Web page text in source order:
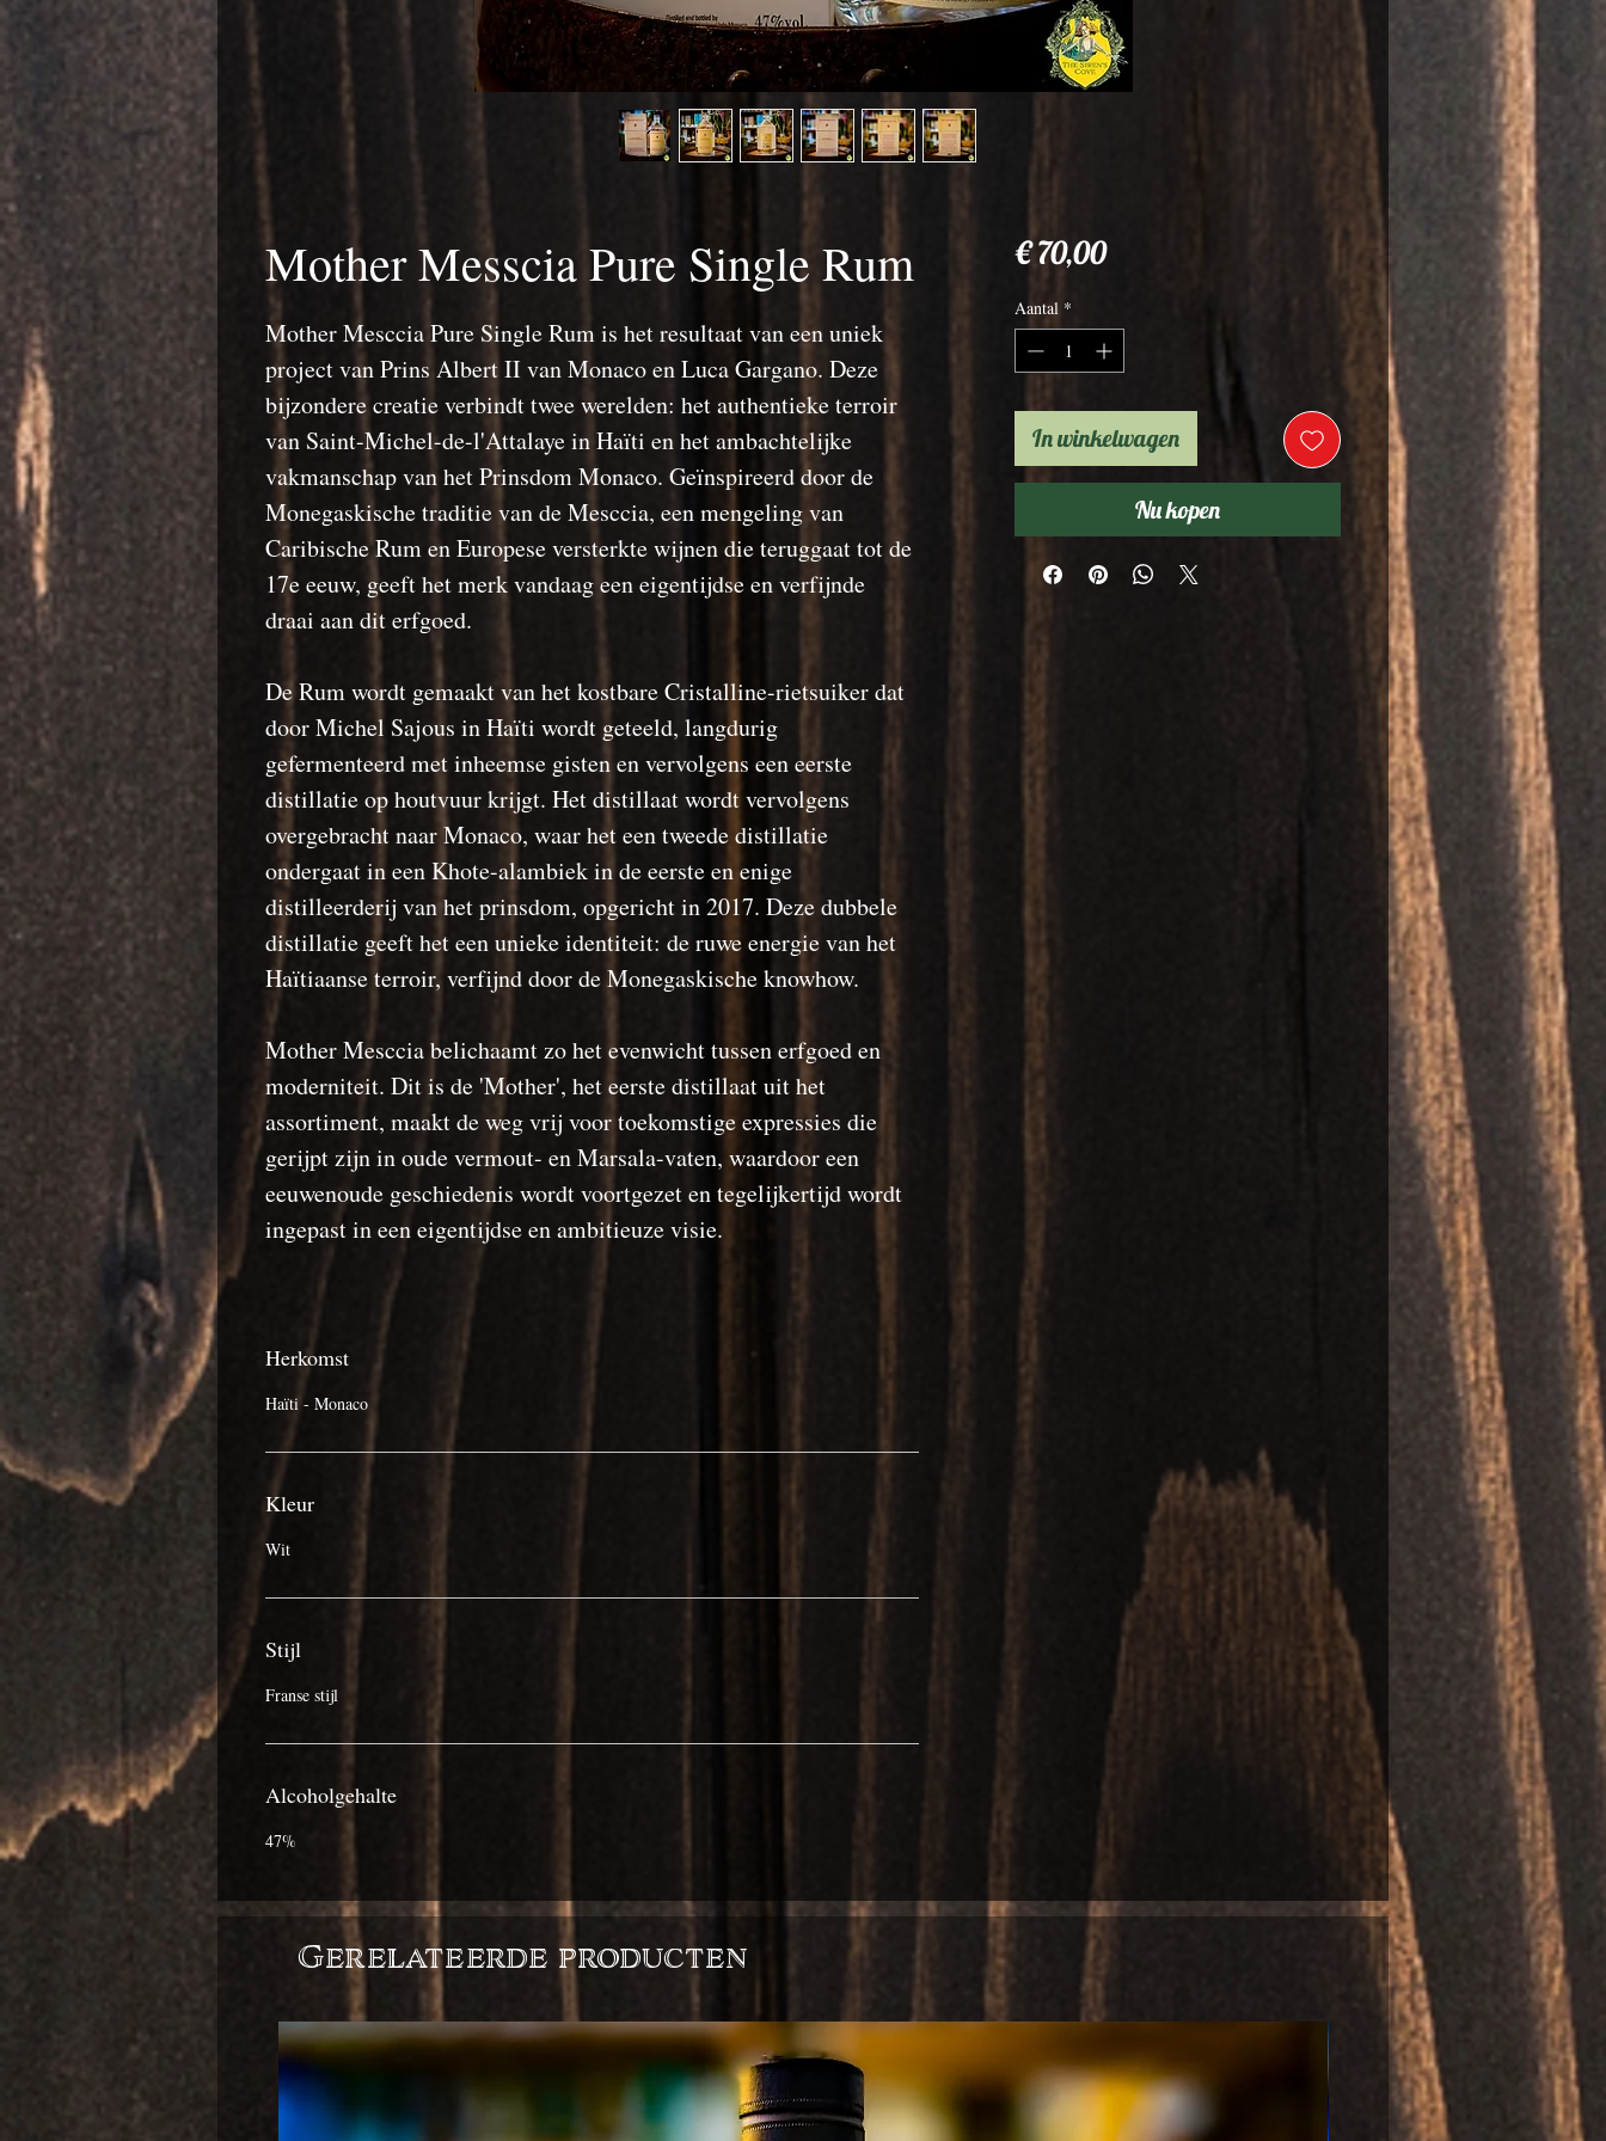
Mother Messcia Pure Single Rum
Mother Mesccia Pure Single Rum is het resultaat van een uniek
project van Prins Albert II van Monaco en Luca Gargano. Deze
bijzondere creatie verbindt twee werelden: het authentieke terroir
van Saint-Michel-de-l'Attalaye in Haïti en het ambachtelijke
vakmanschap van het Prinsdom Monaco. Geïnspireerd door de
Monegaskische traditie van de Mesccia, een mengeling van
Caribische Rum en Europese versterkte wijnen die teruggaat tot de
17e eeuw, geeft het merk vandaag een eigentijdse en verfijnde
draai aan dit erfgoed.
De Rum wordt gemaakt van het kostbare Cristalline-rietsuiker dat
door Michel Sajous in Haïti wordt geteeld, langdurig
gefermenteerd met inheemse gisten en vervolgens een eerste
distillatie op houtvuur krijgt. Het distillaat wordt vervolgens
overgebracht naar Monaco, waar het een tweede distillatie
ondergaat in een Khote-alambiek in de eerste en enige
distilleerderij van het prinsdom, opgericht in 2017. Deze dubbele
distillatie geeft het een unieke identiteit: de ruwe energie van het
Haïtiaanse terroir, verfijnd door de Monegaskische knowhow.
Mother Mesccia belichaamt zo het evenwicht tussen erfgoed en
moderniteit. Dit is de 'Mother', het eerste distillaat uit het
assortiment, maakt de weg vrij voor toekomstige expressies die
gerijpt zijn in oude vermout- en Marsala-vaten, waardoor een
eeuwenoude geschiedenis wordt voortgezet en tegelijkertijd wordt
ingepast in een eigentijdse en ambitieuze visie.
Herkomst
Haïti - Monaco
Kleur
Wit
Stijl
Franse stijl
Alcoholgehalte
47%
€ 70,00Prijs
Aantal *
In winkelwagen
Nu kopen
Gerelateerde producten